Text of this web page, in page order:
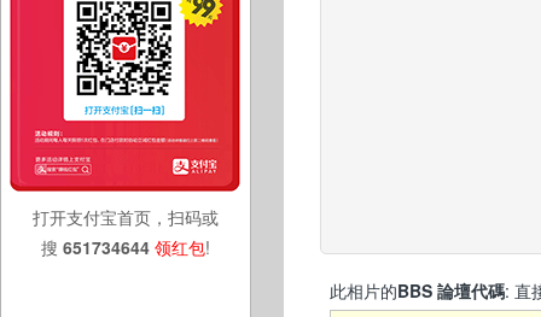
打开支付宝首页，扫码或
搜 651734644 领红包!
此相片的BBS 論壇代碼: 直